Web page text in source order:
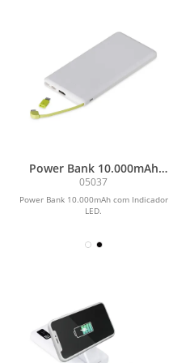
Power Bank 10.000mAh
com Indicador LED
05037
Power Bank 10.000mAh com Indicador
LED.